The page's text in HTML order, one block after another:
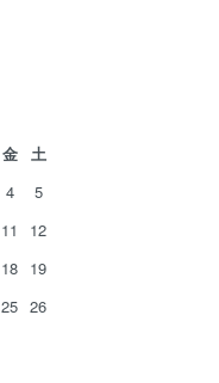
金
土
4
5
11
12
18 19
25 26